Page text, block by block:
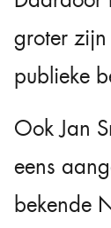
groter
publieke
Ook Jan
eens
bekende